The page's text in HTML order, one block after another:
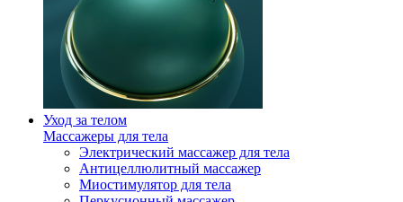
Уход за телом
Массажеры для тела
Электрический массажер для тела
Антицеллюлитный массажер
Миостимулятор для тела